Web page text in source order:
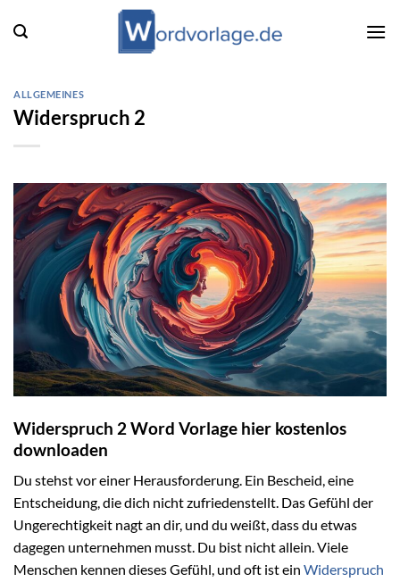
Inhalt
ALLGEMEINES
Widerspruch 2
Widerspruch 2 Word Vorlage hier kostenlos
downloaden
Du stehst vor einer Herausforderung. Ein Bescheid, eine
Entscheidung, die dich nicht zufriedenstellt. Das Gefühl der
Ungerechtigkeit nagt an dir, und du weißt, dass du etwas
dagegen unternehmen musst. Du bist nicht allein. Viele
Menschen kennen dieses Gefühl, und oft ist ein Widerspruch